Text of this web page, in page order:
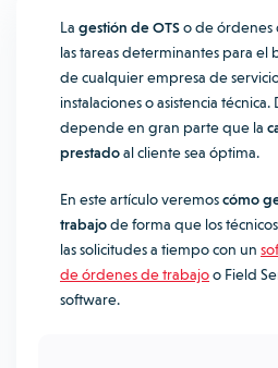
La gestión de OTSo de órdenes
las tareas determinantes para
de cualquier empresa de
instalaciones o asistencia técnica.
depende en gran parte que la
prestadoal cliente sea óptima.
En este artículo veremoscómo
trabajode forma que los
las solicitudes a tiempo con un
de órdenes de trabajoo Field
software.